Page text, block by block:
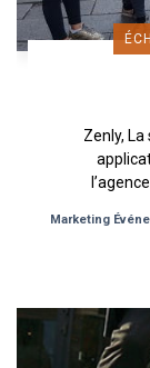
Zenly,
Marketing